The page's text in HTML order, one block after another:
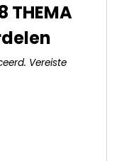
THEMA
Vereiste